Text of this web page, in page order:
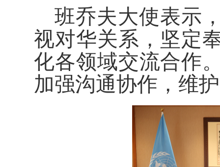
班乔夫大使表示
视对华关系，坚定
化各领域交流合作
加强沟通协作，维